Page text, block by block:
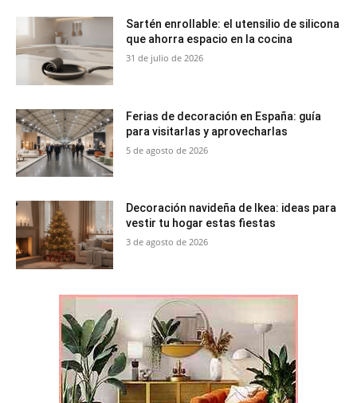
Sartén enrollable: el utensilio de silicona
que ahorra espacio en la cocina
31 de julio de 2026
Ferias de decoración en España: guía
para visitarlas y aprovecharlas
5 de agosto de 2026
Decoración navideña de Ikea: ideas para
vestir tu hogar estas fiestas
3 de agosto de 2026